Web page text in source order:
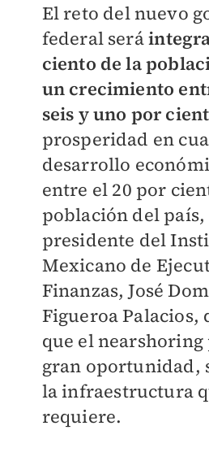
El reto del nuevo
federal será
ciento de la
un crecimiento
seis y uno por
prosperidad en
desarrollo
entre el 20 por
población del
presidente del
Mexicano de
Finanzas, José
Figueroa Palacios,
que el nearshoring
gran oportunidad,
la infraestructura
requiere.